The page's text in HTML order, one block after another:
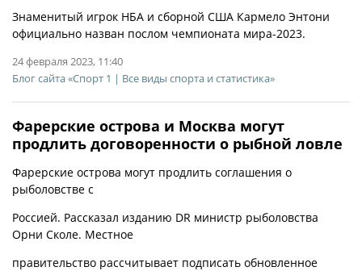
Знаменитый игрок НБА и сборной США Кармело Энтони
официально назван послом чемпионата мира-2023.
24 февраля 2023, 11:40
Блог сайта «Спорт 1 | Все виды спорта и статистика»
Фарерские острова и Москва могут
продлить договоренности о рыбной ловле
Фарерские острова могут продлить соглашения о
рыболовстве с
Россией. Рассказал изданию DR министр рыболовства
Орни Сколе. Местное
правительство рассчитывает подписать обновленное